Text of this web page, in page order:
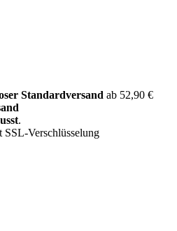
Standardversand ab 52,90 €
.
SSL-Verschlüsselung